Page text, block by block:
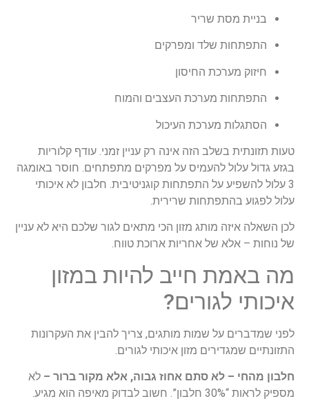
בניית מסת שריר
התפתחות שלד ומפרקים
חיזוק מערכת החיסון
התפתחות מערכת העצבים והמוח
הסתגלות מערכת העיכול
טעות תזונתית בשלב הזה אינה רק עניין זמני. עודף קלוריות
בגזע גדול עלול להעמיס על מפרקים מתפתחים. חוסר באומגה
3 עלול להשפיע על התפתחות קוגניטיבית. חלבון לא איכותי
עלול לפגוע בהתפתחות שרירית.
לכן השאלה איזה מותג מזון הכי מתאים לגור שלכם היא לא עניין
של נוחות – אלא של אחריות ארוכת טווח.
מה באמת חייב להיות במזון
איכותי לגורים?
לפני שמדברים על שמות מותגים, צריך להבין את העקרונות
התזונתיים שמגדירים מזון איכותי לגורים.
חלבון מהחי – לא סתם אחוז גבוה, אלא מקור ברור – לא
מספיק לראות “30% חלבון”. חשוב לבדוק מאיפה הוא מגיע.